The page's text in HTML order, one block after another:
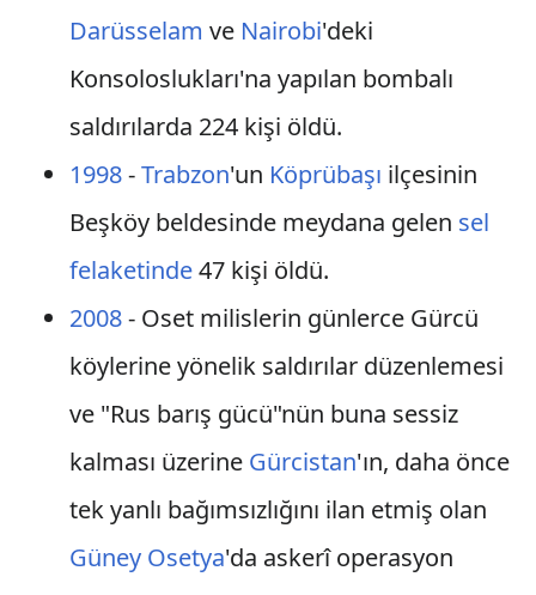
Darüsselam ve Nairobi'deki
Konsoloslukları'na yapılan bombalı
saldırılarda 224 kişi öldü.
1998-Trabzon'un Köprübaşı ilçesinin
Beşköy beldesinde meydana gelen sel
felaketinde47 kişi öldü.
2008- Oset milislerin günlerce Gürcü
köylerine yönelik saldırılar düzenlemesi
ve "Rus barış gücü"nün buna sessiz
kalması üzerine Gürcistan'ın, daha önce
tek yanlı bağımsızlığını ilan etmiş olan
Güney Osetya'da askerî operasyon